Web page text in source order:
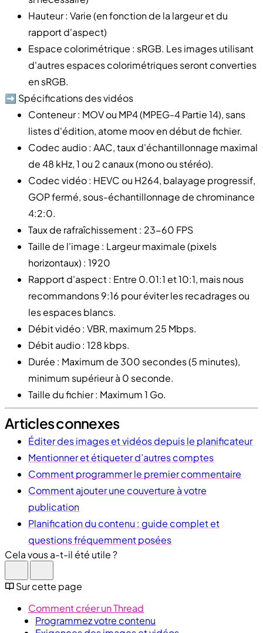
Hauteur : Varie (en fonction de la largeur et du
rapport d'aspect)
Espace colorimétrique : sRGB. Les images utilisant
d'autres espaces colorimétriques seront converties
en sRGB.
➡️ Spécifications des vidéos
Conteneur : MOV ou MP4 (MPEG-4 Partie 14), sans
listes d'édition, atome moov en début de fichier.
Codec audio : AAC, taux d'échantillonnage maximal
de 48 kHz, 1 ou 2 canaux (mono ou stéréo).
Codec vidéo : HEVC ou H264, balayage progressif,
GOP fermé, sous-échantillonnage de chrominance
4:2:0.
Taux de rafraîchissement : 23-60 FPS
Taille de l'image : Largeur maximale (pixels
horizontaux) : 1920
Rapport d'aspect : Entre 0.01:1 et 10:1, mais nous
recommandons 9:16 pour éviter les recadrages ou
les espaces blancs.
Débit vidéo : VBR, maximum 25 Mbps.
Débit audio : 128 kbps.
Durée : Maximum de 300 secondes (5 minutes),
minimum supérieur à 0 seconde.
Taille du fichier : Maximum 1 Go.
Articles connexes
Éditer des images et vidéos depuis le planificateur
Mentionner et étiqueter d’autres comptes
Comment programmer le premier commentaire
Comment ajouter une couverture à votre
publication
Planification du contenu : guide complet et
questions fréquemment posées
Cela vous a-t-il été utile ?
Sur cette page
Comment créer un Thread
Programmez votre contenu